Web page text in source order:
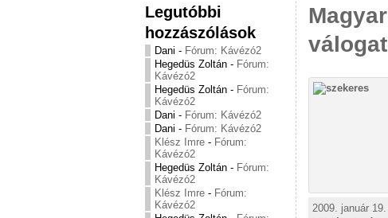
Legutóbbi
hozzászólások
Dani - Fórum: Kávézó2
Hegedüs Zoltán - Fórum:
Kávézó2
Hegedüs Zoltán - Fórum:
Kávézó2
Dani - Fórum: Kávézó2
Dani - Fórum: Kávézó2
Klész Imre - Fórum:
Kávézó2
Hegedüs Zoltán - Fórum:
Kávézó2
Klész Imre - Fórum:
Kávézó2
2009. január